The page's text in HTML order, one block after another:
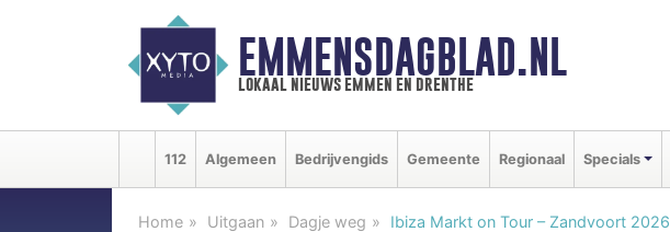
EMMENSDAGBLAD.NL
lokaal nieuws emmen en drenthe
112 Algemeen Bedrijvengids Gemeente Regionaal Specials
Home Uitgaan Dagje weg Ibiza Markt on Tour – Zandvoort 2026